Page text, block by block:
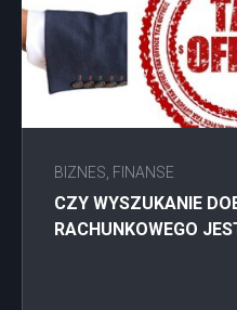
BIZNES, FINANSE
CZY WYSZUKANIE
RACHUNKOWEGO